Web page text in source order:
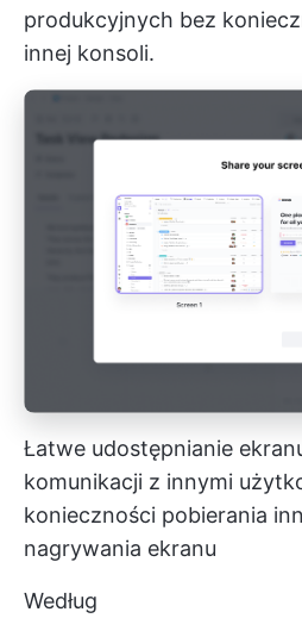
produkcyjnych bez
innej konsoli.
Łatwe udostępnianie
komunikacji z innymi
konieczności pobierania
nagrywania ekranu
Według